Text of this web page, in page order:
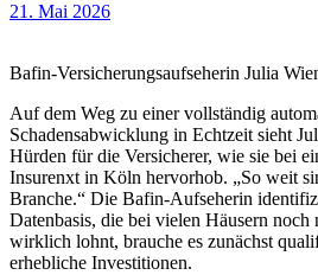
21. Mai 2026
Bafin-Versicherungsaufseherin Julia
Auf dem Weg zu einer vollständig
Schadensabwicklung in Echtzeit sieht
Hürden für die Versicherer, wie sie bei
Insurenxt in Köln hervorhob. „So weit
Branche.“ Die Bafin-Aufseherin
Datenbasis, die bei vielen Häusern
wirklich lohnt, brauche es zunächst
erhebliche Investitionen.